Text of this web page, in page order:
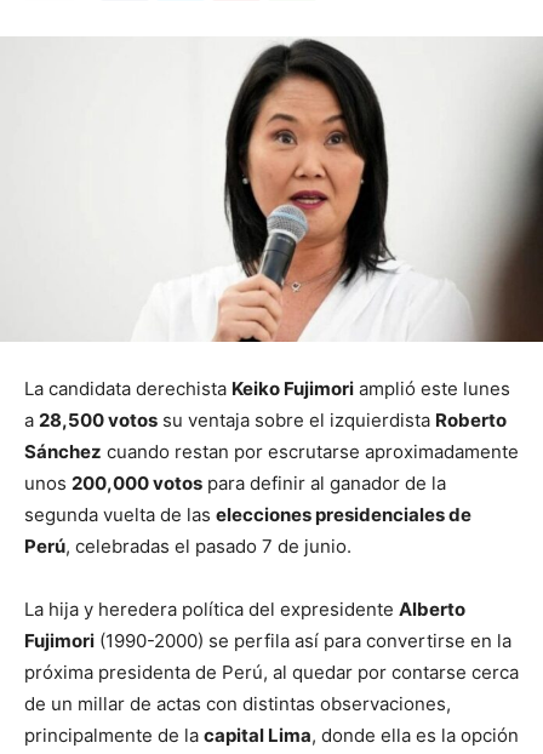
La candidata derechista Keiko Fujimori amplió este lunes
a 28,500 votos su ventaja sobre el izquierdista Roberto
Sánchez cuando restan por escrutarse aproximadamente
unos 200,000 votos para definir al ganador de la
segunda vuelta de las elecciones presidenciales de
Perú, celebradas el pasado 7 de junio.
La hija y heredera política del expresidente Alberto
Fujimori (1990-2000) se perfila así para convertirse en la
próxima presidenta de Perú, al quedar por contarse cerca
de un millar de actas con distintas observaciones,
principalmente de la capital Lima, donde ella es la opción